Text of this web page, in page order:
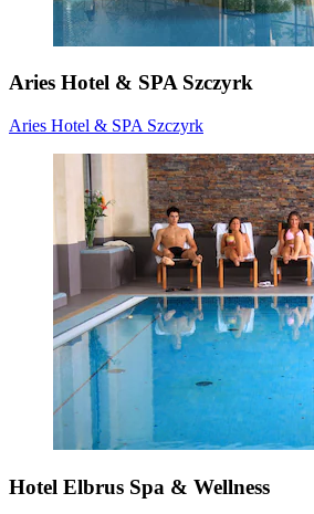
Aries Hotel & SPA Szczyrk
Aries Hotel & SPA Szczyrk
Hotel Elbrus Spa & Wellness